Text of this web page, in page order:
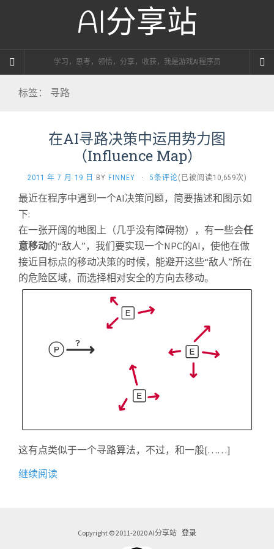
AI分享站
学习，思考，领悟，分享，收获，我是游戏AI程序员
标签： 寻路
在AI寻路决策中运用势力图
（Influence Map）
2011 年 7 月 19 日 BY FINNEY · 5条评论(已被阅读10,659次)
最近在程序中遇到一个AI决策问题，简要描述和图示如
下:
在一张开阔的地图上（几乎没有障碍物），有一些会任
意移动的“敌人”，我们要实现一个NPC的AI，使他在做
接近目标点的移动决策的时候，能避开这些“敌人”所在
的危险区域，而选择相对安全的方向去移动。
这有点类似于一个寻路算法，不过，和一般[……]
继续阅读
Copyright © 2011-2020 AI分享站 登录